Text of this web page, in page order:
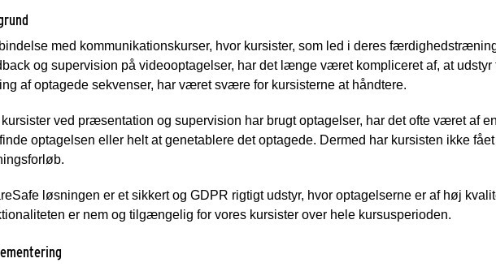
med kommunikationskurser, hvor kursister, som led i deres
og supervision på videooptagelser, har det længe været kompliceret af, at
af optagede sekvenser, har været svære for kursisterne at håndtere.
kursister ved præsentation og supervision har brugt optagelser, har det ofte været af
optagelsen eller helt at genetablere det optagede. Dermed har kursisten ikke
løsningen er et sikkert og GDPR rigtigt udstyr, hvor optagelserne er af høj
er nem og tilgængelig for vores kursister over hele kursusperioden.